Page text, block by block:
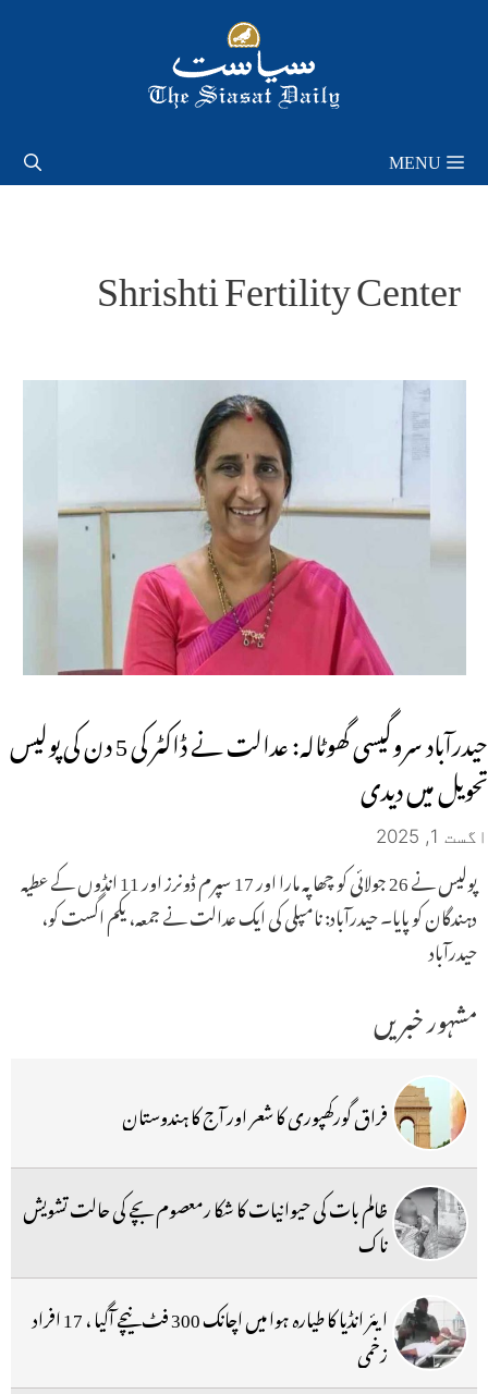
MENU
Shrishti Fertility Center
حیدرآباد سروگیسی گھوٹالہ: عدالت نے ڈاکٹر کی 5 دن کی پولیس
تحویل میں دیدی
اگست 1, 2025
پولیس نے 26 جولائی کو چھاپہ مارا اور 17 سپرم ڈونرز اور 11 انڈوں کے عطیہ
دہندگان کو پایا۔ حیدرآباد: نامپلی کی ایک عدالت نے جمعہ، یکم اگست کو،
حیدرآباد
مشہور خبریں
فراق گورکھپوری کا شعر اور آج کا ہندوستان
ظالم بات کی حیوانیات کا شکا رمعصوم بچے کی حالت تشویش
ناک
ایئر انڈیا کا طیارہ ہوا میں اچانک 300 فٹ نیچے آگیا ، 17 افراد
زخمی